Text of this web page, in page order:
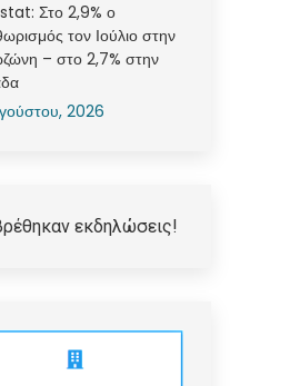
Στο 2,9% ο
τον Ιούλιο στην
– στο 2,7% στην
2026
εκδηλώσεις!